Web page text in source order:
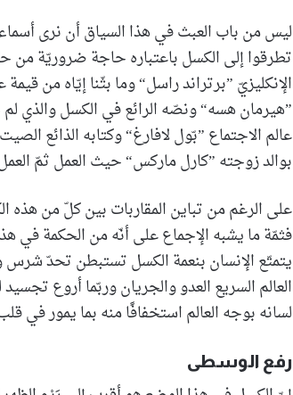
ليس من باب العبث في هذا السياق أن نرى
تطرقوا إلى الكسل باعتباره حاجة ضروريّة من
الإنكليزيّ ”برتراند راسل“ وما بثّنا إيّاه من
”هيرمان هسه“ ونصّه الرائع في الكسل والذي
عالم الاجتماع ”بّول لافارغ“ وكتابه الذائع
بوالد زوجته ”كارل ماركس“ حيث العمل ثمّ
على الرغم من تباين المقاربات بين كلّ من هذه
فثمّة ما يشبه الإجماع على أنّه من الحكمة في
يتمتّع الإنسان بنعمة الكسل تستبطن تحدّ شرس
العالم السريع العدو والجريان وربّما أروع
لسانه بوجه العالم استخفافًا منه بما يمور في
رفع الوسطى